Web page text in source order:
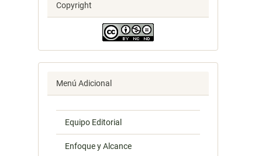
Copyright
Menú Adicional
Equipo Editorial
Enfoque y Alcance